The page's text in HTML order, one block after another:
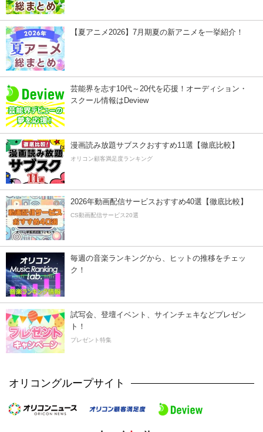
【夏アニメ2026】7月期夏の新アニメを一挙紹介！
芸能界を志す10代～20代を応援！オーディション・
スクール情報はDeview
漫画読み放題サブスクおすすめ11選【徹底比較】
オリコン顧客満足度ランキング
2026年動画配信サービスおすすめ40選【徹底比較】
CS動画配信サービス20選
毎週の音楽ランキングから、ヒットの推移をチェッ
ク！
試写会、登壇イベント、サインチェキなどプレゼン
ト！
プレゼント特集
オリコングループサイト